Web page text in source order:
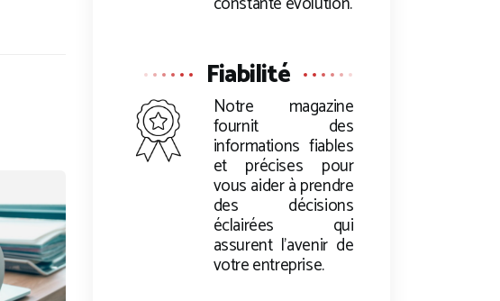
Fiabilité
Notre magazine
fournit des
informations fiables
et précises pour
vous aider à prendre
des décisions
éclairées qui
assurent l’avenir de
votre entreprise.